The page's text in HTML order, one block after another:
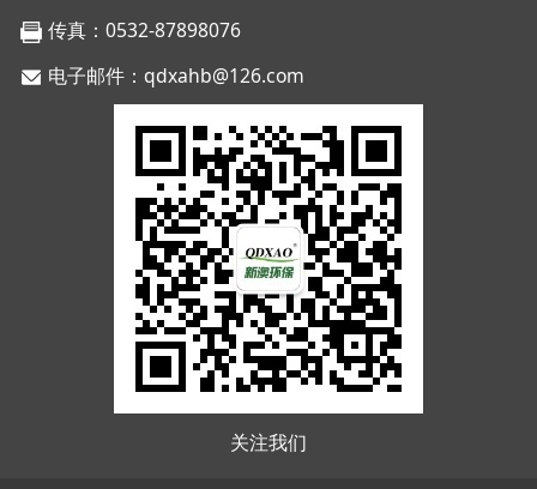
传真：0532-87898076
电子邮件：qdxahb@126.com
关注我们